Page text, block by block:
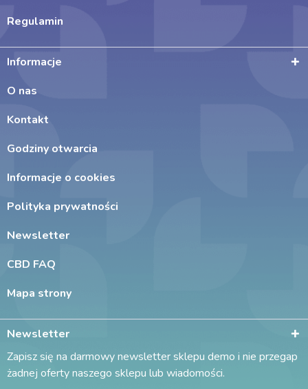
Regulamin
Informacje
O nas
Kontakt
Godziny otwarcia
Informacje o cookies
Polityka prywatności
Newsletter
CBD FAQ
Mapa strony
Newsletter
Zapisz się na darmowy newsletter sklepu demo i nie przegap
żadnej oferty naszego sklepu lub wiadomości.